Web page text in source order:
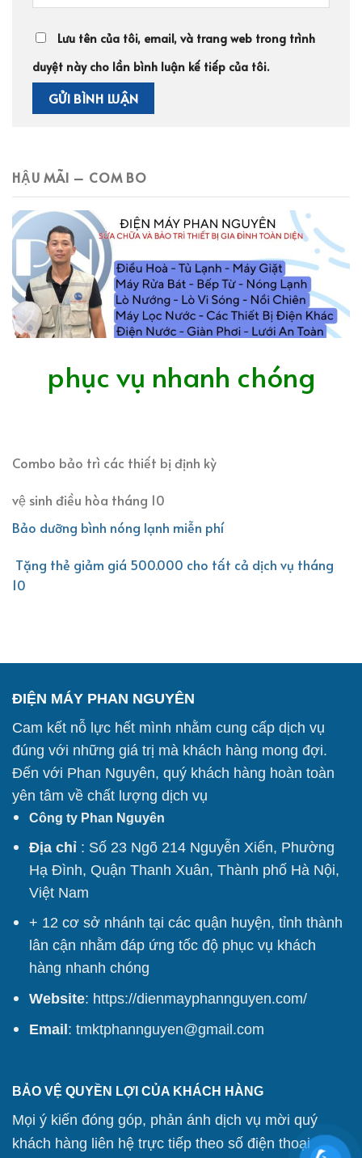
Lưu tên của tôi, email, và trang web trong trình
duyệt này cho lần bình luận kế tiếp của tôi.
HẬU MÃI – COM BO
phục vụ nhanh chóng
Combo bảo trì các thiết bị định kỳ
vệ sinh điều hòa tháng 10
Bảo dưỡng bình nóng lạnh miễn phí
Tặng thẻ giảm giá 500.000 cho tất cả dịch vụ tháng
10
ĐIỆN MÁY PHAN NGUYÊN
Cam kết nỗ lực hết mình nhằm cung cấp dịch vụ
đúng với những giá trị mà khách hàng mong đợi.
Đến với Phan Nguyên, quý khách hàng hoàn toàn
yên tâm về chất lượng dịch vụ
Công ty Phan Nguyên
Địa chỉ : Số 23 Ngõ 214 Nguyễn Xiển, Phường
Hạ Đình, Quận Thanh Xuân, Thành phố Hà Nội,
Việt Nam
+ 12 cơ sở nhánh tại các quận huyện, tỉnh thành
lân cận nhằm đáp ứng tốc độ phục vụ khách
hàng nhanh chóng
Website: https://dienmayphannguyen.com/
Email: tmktphannguyen@gmail.com
BẢO VỆ QUYỀN LỢI CỦA KHÁCH HÀNG
Mọi ý kiến đóng góp, phản ánh dịch vụ mời quý
khách hàng liên hệ trực tiếp theo số điện thoại